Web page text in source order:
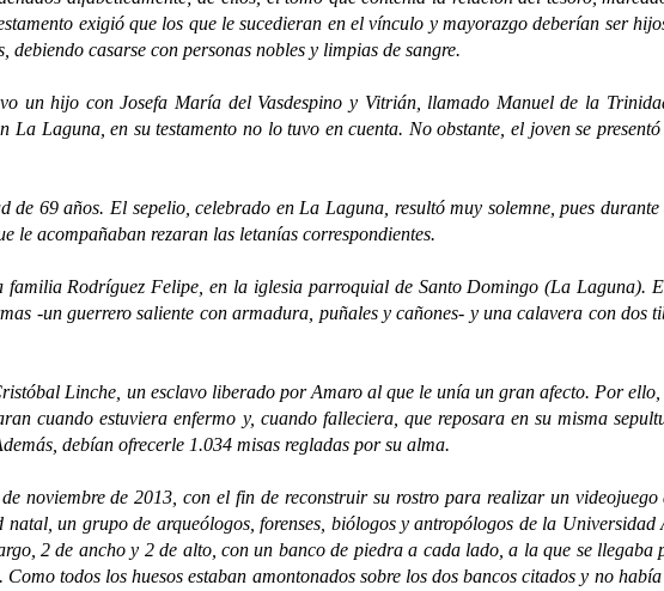
exigió que los que le sucedieran en el vínculo y mayorazgo deberían ser
casarse con personas nobles y limpias de sangre.
hijo con Josefa María del Vasdespino y Vitrián, llamado Manuel de la
La Laguna, en su testamento no lo tuvo en cuenta. No obstante, el joven se
años. El sepelio, celebrado en La Laguna, resultó muy solemne, pues durante
le acompañaban rezaran las letanías correspondientes.
Rodríguez Felipe, en la iglesia parroquial de Santo Domingo (La Laguna).
-un guerrero saliente con armadura, puñales y cañones- y una calavera con dos
Linche, un esclavo liberado por Amaro al que le unía un gran afecto. Por ello,
cuando estuviera enfermo y, cuando falleciera, que reposara en su misma
debían ofrecerle 1.034 misas regladas por su alma.
de 2013, con el fin de reconstruir su rostro para realizar un videojuego
natal, un grupo de arqueólogos, forenses, biólogos y antropólogos de la
2 de ancho y 2 de alto, con un banco de piedra a cada lado, a la que se llegaba
todos los huesos estaban amontonados sobre los dos bancos citados y no